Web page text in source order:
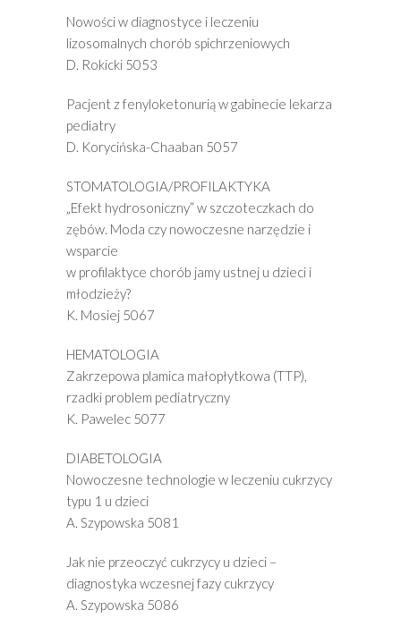
Nowości w diagnostyce i leczeniu
lizosomalnych chorób spichrzeniowych
D. Rokicki 5053
Pacjent z fenyloketonurią w gabinecie lekarza
pediatry
D. Korycińska-Chaaban 5057
STOMATOLOGIA/PROFILAKTYKA
„Efekt hydrosoniczny” w szczoteczkach do
zębów. Moda czy nowoczesne narzędzie i
wsparcie
w profilaktyce chorób jamy ustnej u dzieci i
młodzieży?
K. Mosiej 5067
HEMATOLOGIA
Zakrzepowa plamica małopłytkowa (TTP),
rzadki problem pediatryczny
K. Pawelec 5077
DIABETOLOGIA
Nowoczesne technologie w leczeniu cukrzycy
typu 1 u dzieci
A. Szypowska 5081
Jak nie przeoczyć cukrzycy u dzieci –
diagnostyka wczesnej fazy cukrzycy
A. Szypowska 5086